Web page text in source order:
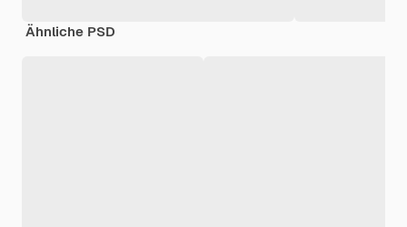
Ähnliche PSD